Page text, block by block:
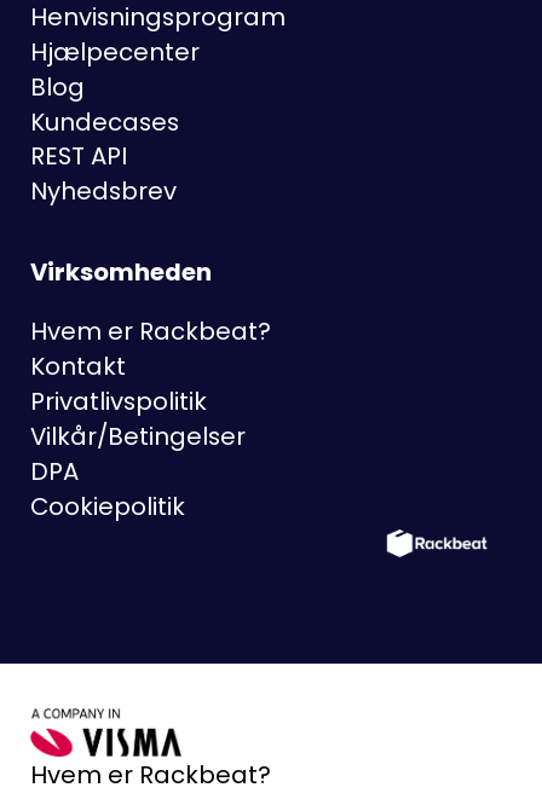
Henvisningsprogram
Hjælpecenter
Blog
Kundecases
REST API
Nyhedsbrev
Virksomheden
Hvem er Rackbeat?
Kontakt
Privatlivspolitik
Vilkår/Betingelser
DPA
Cookiepolitik
Hvem er Rackbeat?